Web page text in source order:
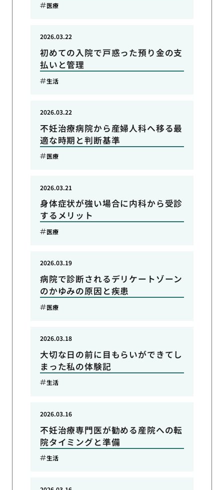
医療
初めての入院で戸惑った預り金の支
払いと管理
2026.03.22
生活
不妊治療病院から産婦人科へ移る最
適な時期と判断基準
2026.03.22
医療
身体症状が強い場合に内科から受診
するメリット
2026.03.21
医療
病院で診断されるデリケートゾーン
のかゆみの原因と疾患
2026.03.19
医療
大切な日の前に目もらいができてし
まった私の体験記
2026.03.18
生活
不妊治療専門医が勧める産院への転
院タイミングと準備
2026.03.16
生活